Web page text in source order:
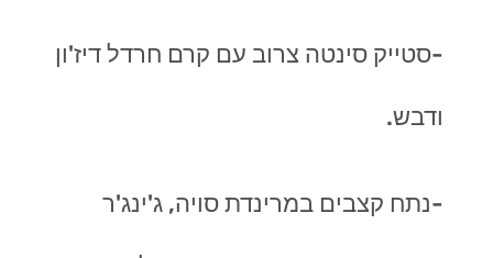
-סטייק סינטה צרוב עם קרם חרדל דיז'ון
ודבש.
-נתח קצבים במרינדת סויה, ג'ינג'ר